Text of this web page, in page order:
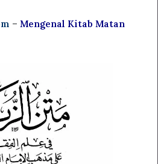
– Mengenal Kitab Matan